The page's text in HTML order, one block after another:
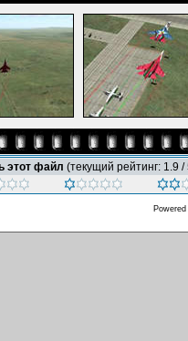
этот файл (текущий рейтинг: 1.9 /